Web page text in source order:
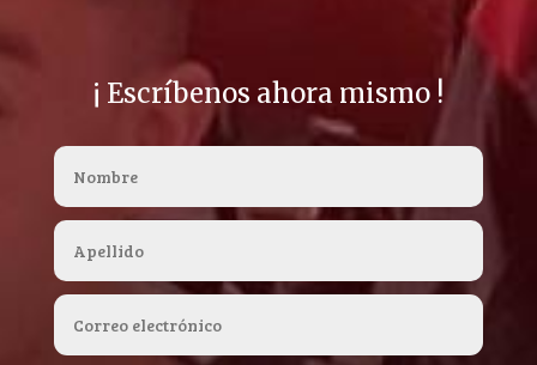
¡ Escríbenos ahora mismo !